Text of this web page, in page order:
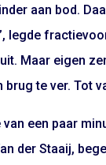
aan bod.
legde
Maar eigen
brug te ver. Tot
van een paar
der Staaij,